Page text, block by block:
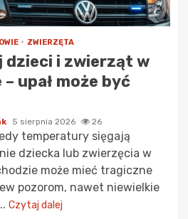
ZWIERZĘTA
dzieci i zwierząt w
upał może być
5 sierpnia 2026 26
temperatury sięgają
dziecka lub zwierzęcia w
może mieć tragiczne
pozorom, nawet niewielkie
Czytaj dalej